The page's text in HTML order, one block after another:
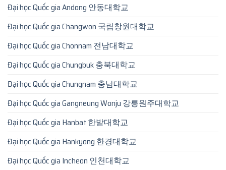
Đại học Quốc gia Andong 안동대학교
Đại học Quốc gia Changwon 국립창원대학교
Đại học Quốc gia Chonnam 전남대학교
Đại học Quốc gia Chungbuk 충북대학교
Đại học Quốc gia Chungnam 충남대학교
Đại học Quốc gia Gangneung Wonju 강릉원주대학교
Đại học Quốc gia Hanbat 한밭대학교
Đại học Quốc gia Hankyong 한경대학교
Đại học Quốc gia Incheon 인천대학교